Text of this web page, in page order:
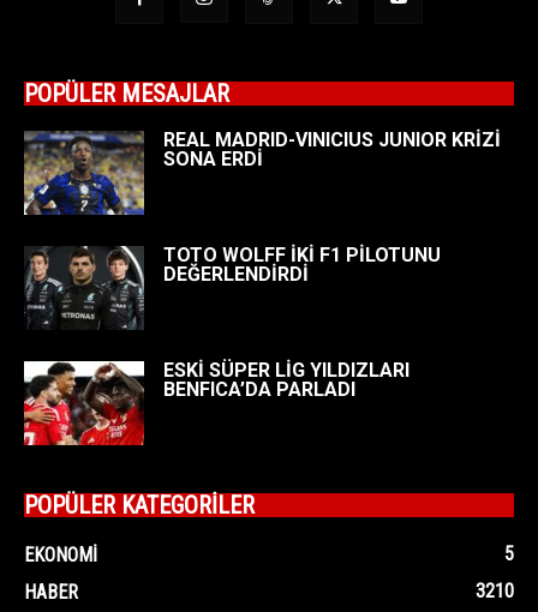
POPÜLER MESAJLAR
REAL MADRID-VINICIUS JUNIOR KRİZİ
SONA ERDİ
TOTO WOLFF İKİ F1 PİLOTUNU
DEĞERLENDİRDİ
ESKİ SÜPER LİG YILDIZLARI
BENFICA’DA PARLADI
POPÜLER KATEGORİLER
EKONOMI
5
HABER
3210